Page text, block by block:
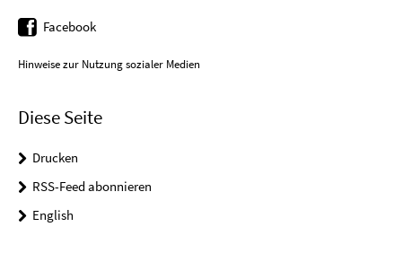
Facebook
Hinweise zur Nutzung sozialer Medien
Diese Seite
Drucken
RSS-Feed abonnieren
English